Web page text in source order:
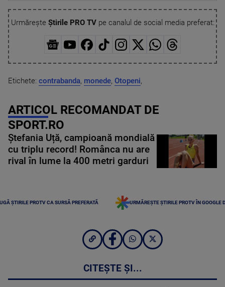
Urmărește Știrile PRO TVpe canalul de social media preferat:
Etichete: contrabanda, monede, Otopeni,
ARTICOL RECOMANDAT DE
SPORT.RO
Ștefania Uță, campioană mondială
cu triplu record! Românca nu are
rival în lume la 400 metri garduri
ȘTIRILE PROTV CA SURSĂ PREFERATĂ URMĂREȘTE ȘTIRILE PROTV ÎN GOOGLE
CITEȘTE ȘI...